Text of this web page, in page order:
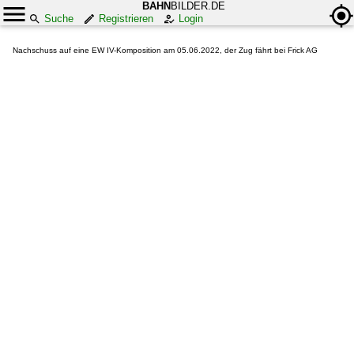
BAHN BILDER.DE
Suche
Registrieren Login
Nachschuss auf eine EW IV-Komposition am 05.06.2022, der Zug fährt bei Frick AG